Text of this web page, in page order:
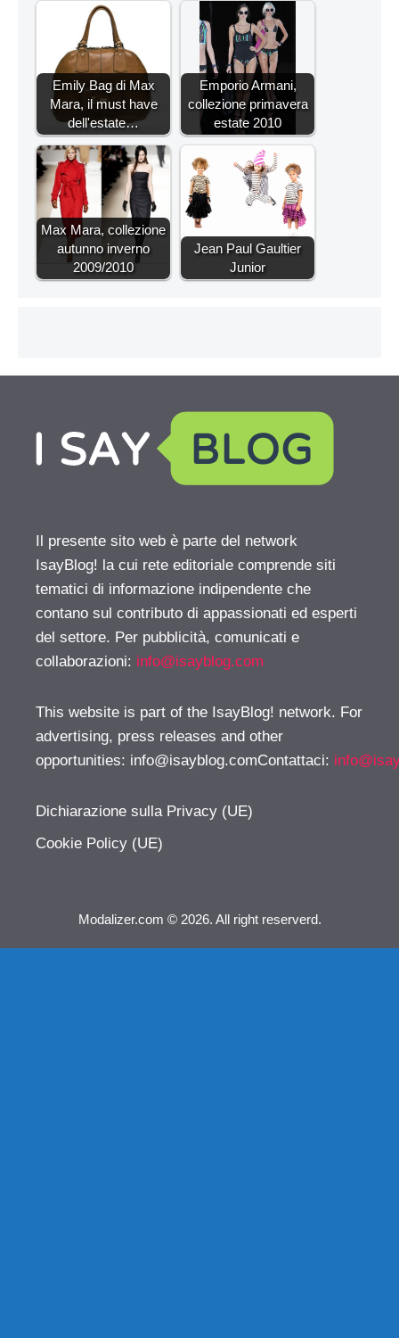
Emily Bag di Max
Mara, il must have
dell'estate…
Emporio Armani,
collezione primavera
estate 2010
Max Mara, collezione
autunno inverno
2009/2010
Jean Paul Gaultier
Junior
Il presente sito web è parte del network
IsayBlog! la cui rete editoriale comprende siti
tematici di informazione indipendente che
contano sul contributo di appassionati ed esperti
del settore. Per pubblicità, comunicati e
collaborazioni: info@isayblog.com
This website is part of the IsayBlog! network. For
advertising, press releases and other
opportunities: info@isayblog.comContattaci:
Dichiarazione sulla Privacy (UE)
Cookie Policy (UE)
Modalizer.com © 2026. All right reserverd.